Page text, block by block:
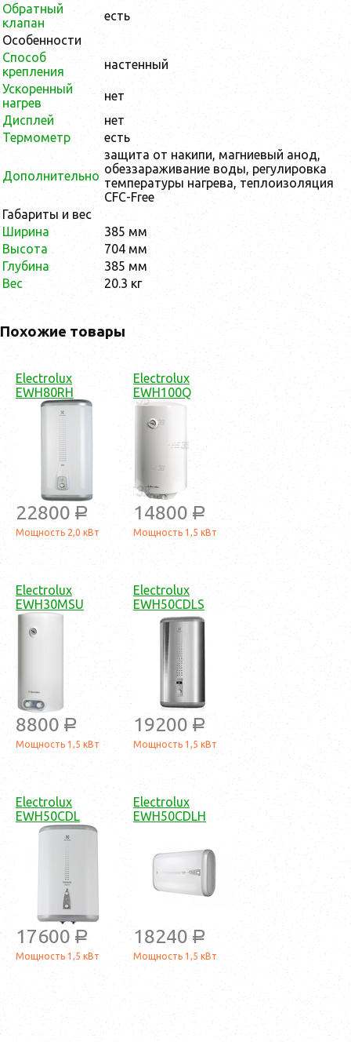
Обратный
клапан
есть
Особенности
Способ
крепления
настенный
Ускоренный
нагрев
нет
Дисплей
нет
Термометр
есть
Дополнительно
защита от накипи, магниевый анод,
обеззараживание воды, регулировка
температуры нагрева, теплоизоляция
CFC-Free
Габариты и вес
Ширина
385 мм
Высота
704 мм
Глубина
385 мм
Вес
20.3 кг
Похожие товары
Electrolux
EWH80RH
22800 a
Мощность 2,0 кВт
Electrolux
EWH100Q
14800 a
Мощность 1,5 кВт
Electrolux
EWH30MSU
8800 a
Мощность 1,5 кВт
Electrolux
EWH50CDLS
19200 a
Мощность 1,5 кВт
Electrolux
EWH50CDL
17600 a
Мощность 1,5 кВт
Electrolux
EWH50CDLH
18240 a
Мощность 1,5 кВт